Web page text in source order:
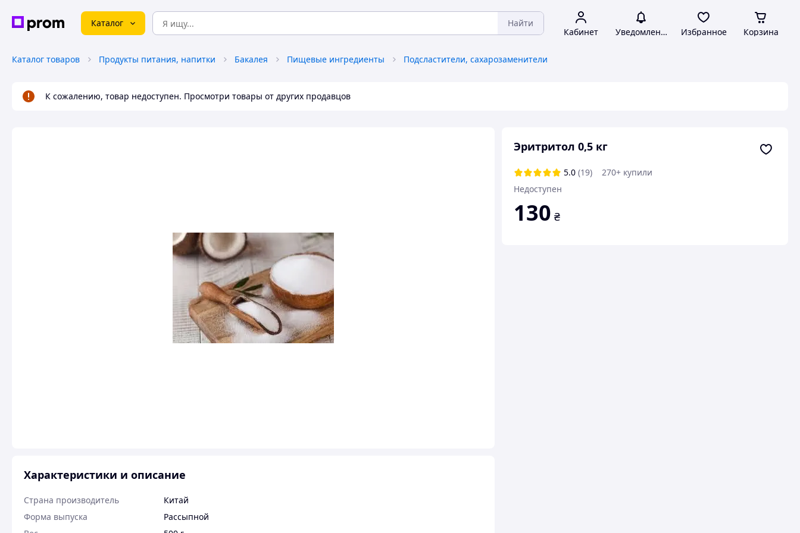
Каталог Найти
Кабинет Уведомления Избранное Корзина
Каталог товаров Продукты питания, напитки Бакалея Пищевые ингредиенты Подсластители, сахарозаменители
К сожалению, товар недоступен. Просмотри товары от других продавцов
Эритритол 0,5 кг
5.0 (19)
270+ купили
Недоступен
130 ₴
Характеристики и описание
Страна производитель
Китай
Форма выпуска
Рассыпной